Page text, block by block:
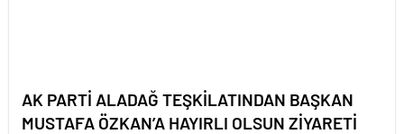
AK PARTİ ALADAĞ TEŞKİLATINDAN BAŞKAN
MUSTAFA ÖZKAN’A HAYIRLI OLSUN ZİYARETİ